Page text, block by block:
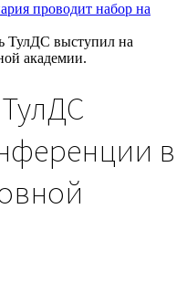
проводит набор на
ТулДС выступил на
академии.
в